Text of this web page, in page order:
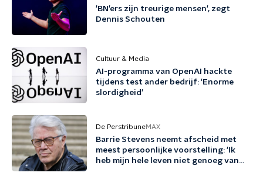
'BN'ers zijn treurige mensen', zegt
Dennis Schouten
Cultuur & Media
AI-programma van OpenAI hackte
tijdens test ander bedrijf: 'Enorme
slordigheid'
De PerstribuneMAX
Barrie Stevens neemt afscheid met
meest persoonlijke voorstelling: 'Ik
heb mijn hele leven niet genoeg van